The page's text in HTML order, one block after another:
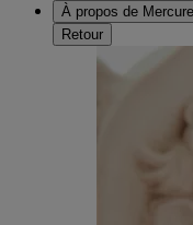
À propos de Mercure
Retour